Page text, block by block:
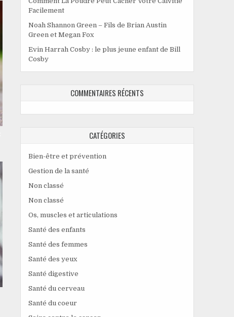
Facilement
Noah Shannon Green – Fils de Brian Austin
Green et Megan Fox
Evin Harrah Cosby : le plus jeune enfant de Bill
Cosby
COMMENTAIRES RÉCENTS
CATÉGORIES
Bien-être et prévention
Gestion de la santé
Non classé
Non classé
Os, muscles et articulations
Santé des enfants
Santé des femmes
Santé des yeux
Santé digestive
Santé du cerveau
Santé du coeur